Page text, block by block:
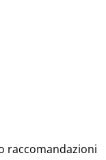
raccomandazioni